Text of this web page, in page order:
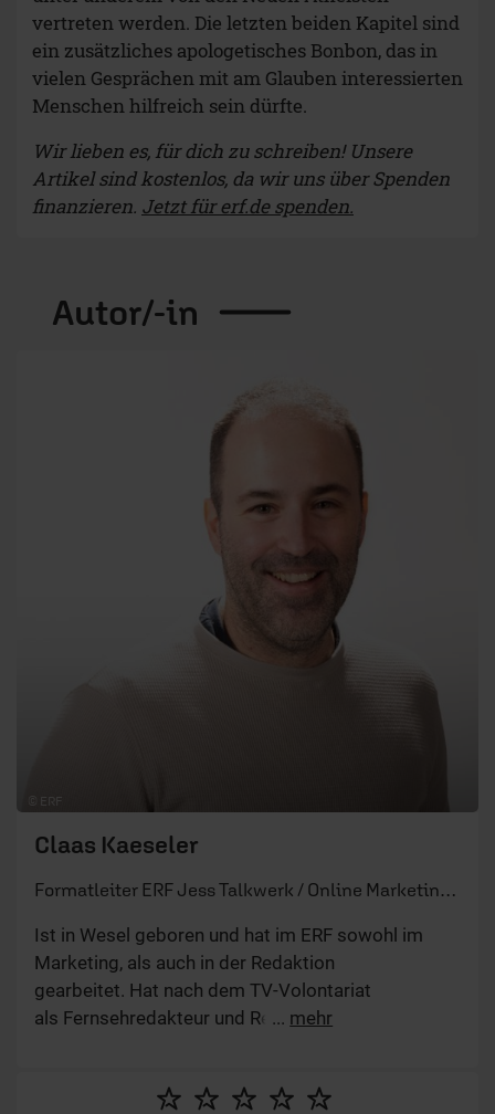
vertreten werden. Die letzten beiden Kapitel sind
ein zusätzliches apologetisches Bonbon, das in
vielen Gesprächen mit am Glauben interessierten
Menschen hilfreich sein dürfte.
Wir lieben es, für dich zu schreiben! Unsere
Artikel sind kostenlos, da wir uns über Spenden
finanzieren. Jetzt für erf.de spenden.
Autor/-in
© ERF
Claas Kaeseler
Formatleiter ERF Jess Talkwerk / Online Marketing Manager
Ist in Wesel geboren und hat im ERF sowohl im
Marketing, als auch in der Redaktion
gearbeitet. Hat nach dem TV-Volontariat
als Fernsehredakteur und Redaktionsleiter Online
2023 erfolgte die Rückkehr in die Redaktion, wo er
... mehr